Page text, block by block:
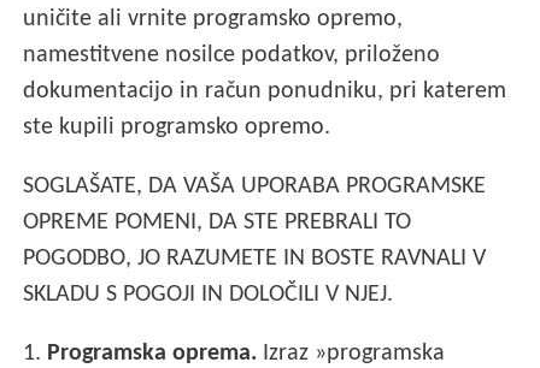
uničite ali vrnite programsko opremo,
namestitvene nosilce podatkov, priloženo
dokumentacijo in račun ponudniku, pri katerem
ste kupili programsko opremo.
SOGLAŠATE, DA VAŠA UPORABA PROGRAMSKE
OPREME POMENI, DA STE PREBRALI TO
POGODBO, JO RAZUMETE IN BOSTE RAVNALI V
SKLADU S POGOJI IN DOLOČILI V NJEJ.
1. Programska oprema. Izraz »programska